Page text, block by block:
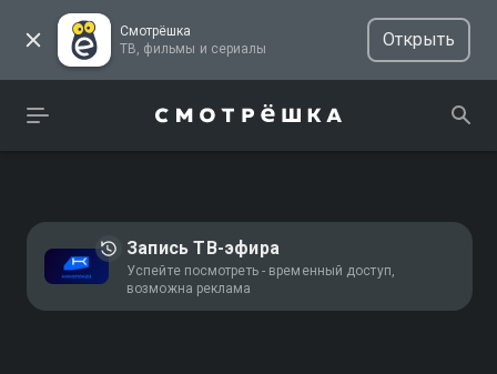
Смотрёшка
ТВ, фильмы и сериалы
Открыть
Запись ТВ-эфира
Успейте посмотреть - временный доступ,
возможна реклама